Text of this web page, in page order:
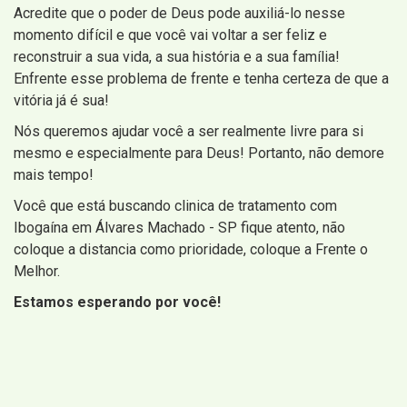
Acredite que o poder de Deus pode auxiliá-lo nesse
momento difícil e que você vai voltar a ser feliz e
reconstruir a sua vida, a sua história e a sua família!
Enfrente esse problema de frente e tenha certeza de que a
vitória já é sua!
Nós queremos ajudar você a ser realmente livre para si
mesmo e especialmente para Deus! Portanto, não demore
mais tempo!
Você que está buscando clinica de tratamento com
Ibogaína em Álvares Machado - SP fique atento, não
coloque a distancia como prioridade, coloque a Frente o
Melhor.
Estamos esperando por você!